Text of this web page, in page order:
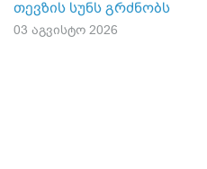
თევზის სუნს გრძნობს
03 აგვისტო 2026